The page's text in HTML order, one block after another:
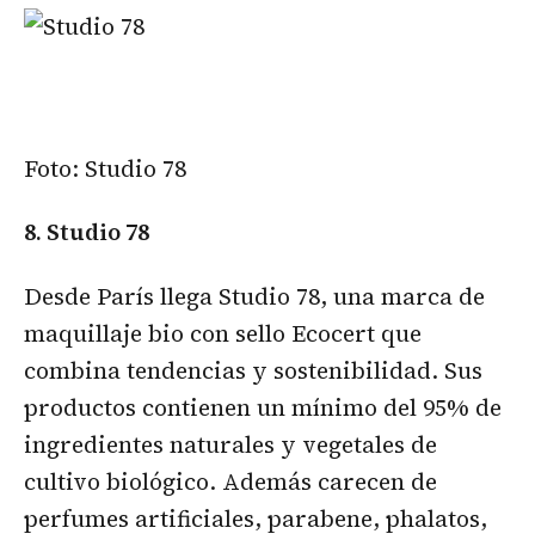
Foto: Studio 78
8. Studio 78
Desde París llega Studio 78, una marca de
maquillaje bio con sello Ecocert que
combina tendencias y sostenibilidad. Sus
productos contienen un mínimo del 95% de
ingredientes naturales y vegetales de
cultivo biológico. Además carecen de
perfumes artificiales, parabene, phalatos,